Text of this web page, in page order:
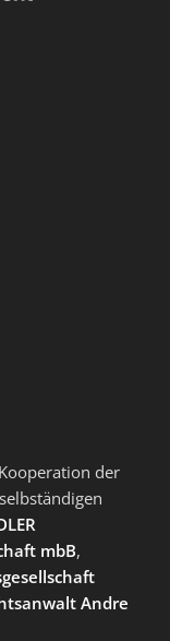
der
mbB,
Andre